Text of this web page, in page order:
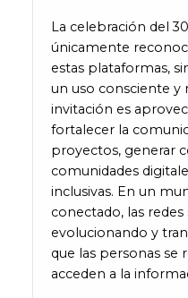
La celebración del
únicamente
estas plataformas,
un uso consciente y
invitación es
fortalecer la
proyectos, generar
comunidades
inclusivas. En un
conectado, las
evolucionando y
que las personas se
acceden a la